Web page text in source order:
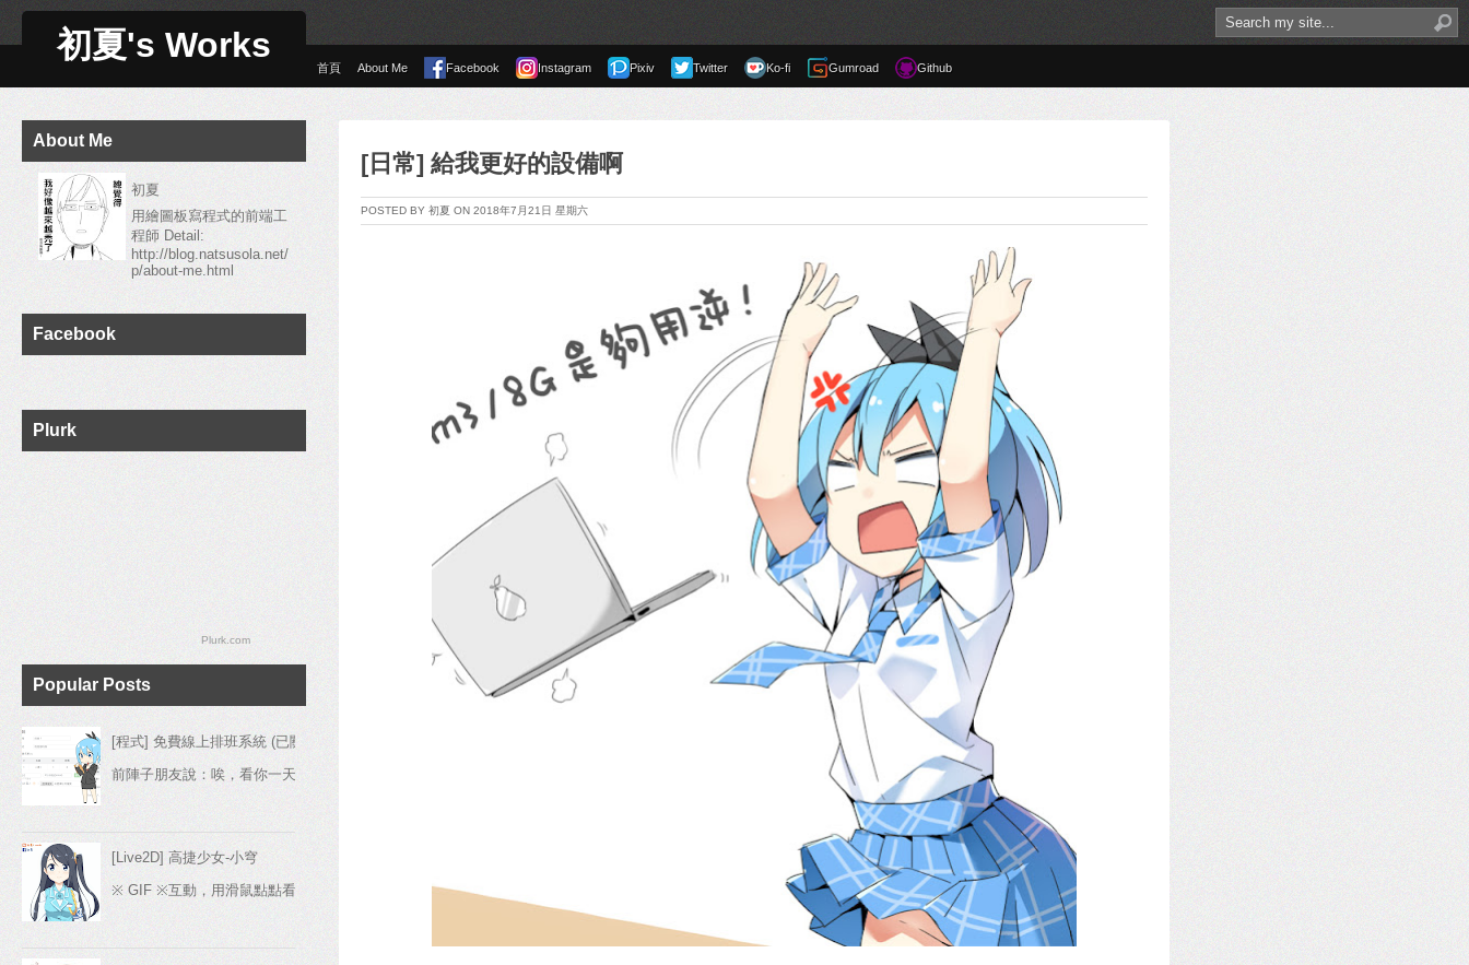
初夏's Works
首頁 About Me Facebook Instagram Pixiv Twitter Ko-fi Gumroad Github
About Me
初夏
用繪圖板寫程式的前端工
程師 Detail:
http://blog.natsusola.net/
p/about-me.html
Facebook
Plurk
Plurk.com
Popular Posts
[程式] 免費線上排班系統 (已關閉)
前陣子朋友說：唉，看你一天到晚發廢圖，你真的是工程師嗎？應該說你有工作嗎？ 我：說我畫廢圖，可以忍，但侮蔑我榮譽社畜的驕傲，就不行！ 朋：不然這樣啦，我最近想要個排班系統，你就寫寫看吧 我：那
[Live2D] 高捷少女-小穹
※ GIF ※互動，用滑鼠點點看(要讀取一下，如果兩分鐘內沒出現，伺服器大概掛了，之後再試試) 其實想學很久了 live2D ，但一直很懶， 之前碰一下覺得調參數超悶就又放生了， 這次年假時剛好有空檔，再捏緊 LP
[日常] 給我更好的設備啊
POSTED BY 初夏 ON 2018年7月21日 星期六